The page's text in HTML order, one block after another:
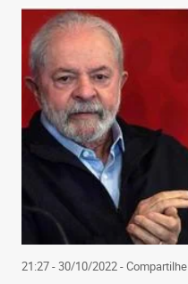
21:27 - 30/10/2022- Compartilhe